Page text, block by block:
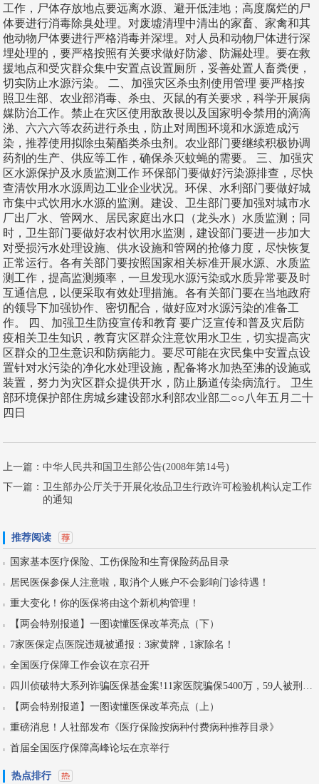
工作，尸体存放地点要远离水源、避开低洼地；高度腐烂的尸
体要进行消毒除臭处理。对废墟清理中清出的家畜、家禽和其
他动物尸体要进行严格消毒并深埋。对人员和动物尸体进行深
埋处理的，要严格按照有关要求做好防渗、防漏处理。要在救
援地点和受灾群众集中安置点设置厕所，妥善处置人畜粪便，
切实防止水源污染。 二、加强灾区杀虫剂使用管理 要严格按
照卫生部、农业部消毒、杀虫、灭鼠的有关要求，科学开展病
媒防治工作。禁止在灾区使用敌敌畏以及国家明令禁用的滴滴
涕、六六六等农药进行杀虫，防止对周围环境和水源造成污
染，推荐使用拟除虫菊酯类杀虫剂。农业部门要继续积极协调
药剂的生产、供应等工作，确保杀灭蚊蝇的需要。 三、加强灾
区水源保护及水质监测工作 环保部门要做好污染源排查，尽快
查清饮用水水源周边工业企业状况。环保、水利部门要做好城
市集中式饮用水水源的监测。建设、卫生部门要加强对城市水
厂出厂水、管网水、居民家庭出水口（龙头水）水质监测；同
时，卫生部门要做好农村饮用水监测，建设部门要进一步加大
对受损污水处理设施、供水设施和管网的抢修力度，尽快恢复
正常运行。各有关部门要按照国家相关标准开展水源、水质监
测工作，提高监测频率，一旦发现水源污染或水质异常要及时
互通信息，以便采取有效处理措施。各有关部门要在当地政府
的领导下加强协作、密切配合，做好应对水源污染的准备工
作。 四、加强卫生防疫宣传和教育 要广泛宣传和普及灾后防
疫相关卫生知识，教育灾区群众注意饮用水卫生，切实提高灾
区群众的卫生意识和防病能力。要尽可能在灾民集中安置点设
置针对水污染的净化水处理设施，配备将水加热至沸的设施或
装置，努力为灾区群众提供开水，防止肠道传染病流行。 卫生
部环境保护部住房城乡建设部水利部农业部二○○八年五月二十
四日
上一篇：中华人民共和国卫生部公告(2008年第14号)
下一篇： 卫生部办公厅关于开展化妆品卫生行政许可检验机构认定工作
的通知
推荐阅读
国家基本医疗保险、工伤保险和生育保险药品目录
居民医保参保人注意啦，取消个人账户不会影响门诊待遇！
重大变化！你的医保将由这个新机构管理！
【两会特别报道】一图读懂医保改革亮点（下）
7家医保定点医院违规被通报：3家黄牌，1家除名！
全国医疗保障工作会议在京召开
【两会特别报道】一图读懂医保改革亮点（上）
重磅消息！人社部发布《医疗保险按病种付费病种推荐目录》
首届全国医疗保障高峰论坛在京举行
热点排行